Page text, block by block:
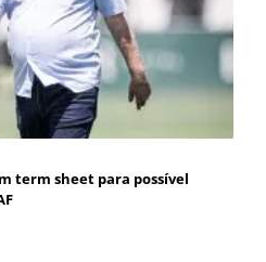
term sheet para possível